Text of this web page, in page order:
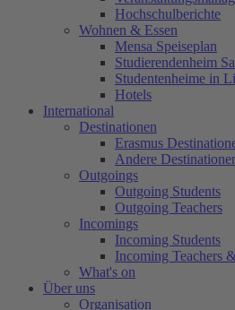
Hochschulberichte
Wohnen & Essen
Mensa Speiseplan
Studierendenheim
Studentenheime in
Hotels
International
Destinationen
Erasmus
Andere
Outgoings
Outgoing Students
Outgoing Teachers
Incomings
Incoming Students
Incoming Teachers
What's on
Über uns
Organisation